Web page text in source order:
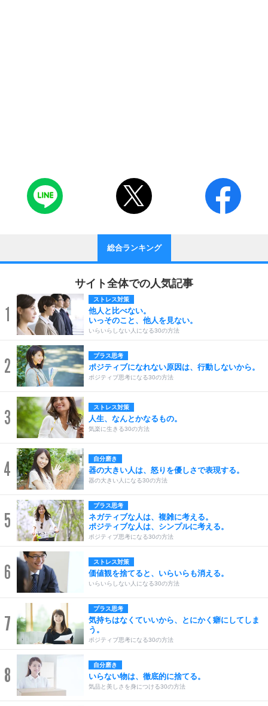
総合ランキング
サイト全体での人気記事
1
ストレス対策
他人と比べない。
いっそのこと、他人を見ない。
いらいらしない人になる30の方法
2 プラス思考
ポジティブになれない原因は、行動しないから。
ポジティブ思考になる30の方法
3 ストレス対策
人生、なんとかなるもの。
気楽に生きる30の方法
4 自分磨き
器の大きい人は、怒りを優しさで表現する。
器の大きい人になる30の方法
5
プラス思考
ネガティブな人は、複雑に考える。
ポジティブな人は、シンプルに考える。
ポジティブ思考になる30の方法
6 ストレス対策
価値観を捨てると、いらいらも消える。
いらいらしない人になる30の方法
7
プラス思考
気持ちはなくていいから、とにかく癖にしてしま
う。
ポジティブ思考になる30の方法
8 自分磨き
いらない物は、徹底的に捨てる。
気品と美しさを身につける30の方法